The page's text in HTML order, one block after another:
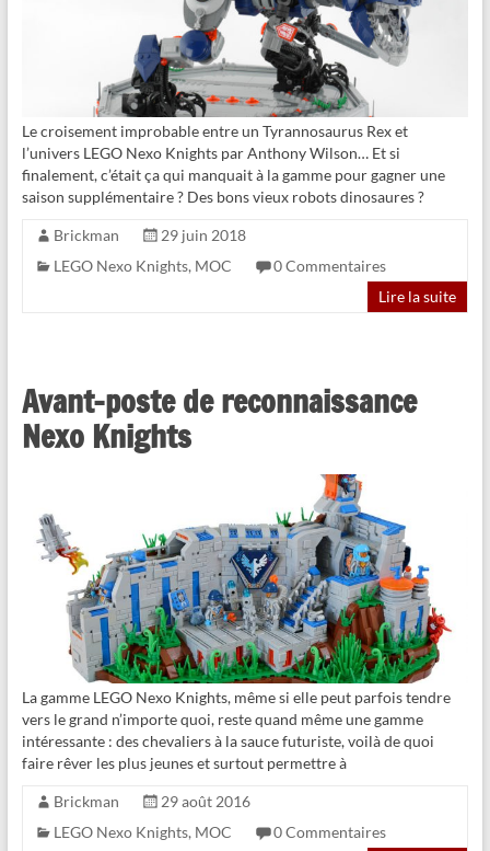
Le croisement improbable entre un Tyrannosaurus Rex et
l’univers LEGO Nexo Knights par Anthony Wilson… Et si
finalement, c’était ça qui manquait à la gamme pour gagner une
saison supplémentaire ? Des bons vieux robots dinosaures ?
Brickman
29 juin 2018
LEGO Nexo Knights, MOC
0 Commentaires
Lire la suite
Avant-poste de reconnaissance
Nexo Knights
La gamme LEGO Nexo Knights, même si elle peut parfois tendre
vers le grand n’importe quoi, reste quand même une gamme
intéressante : des chevaliers à la sauce futuriste, voilà de quoi
faire rêver les plus jeunes et surtout permettre à
Brickman
29 août 2016
LEGO Nexo Knights, MOC
0 Commentaires